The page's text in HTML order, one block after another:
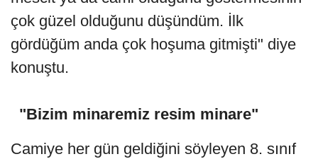
çok güzel olduğunu düşündüm. İlk
gördüğüm anda çok hoşuma gitmişti" diye
konuştu.
"Bizim minaremiz resim minare"
Camiye her gün geldiğini söyleyen 8. sınıf